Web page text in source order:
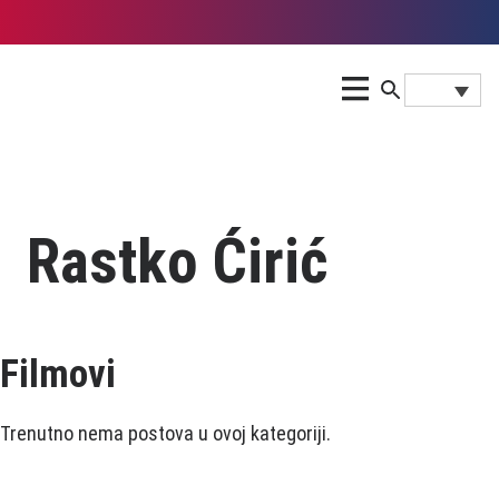
Rastko Ćirić
Filmovi
Trenutno nema postova u ovoj kategoriji.